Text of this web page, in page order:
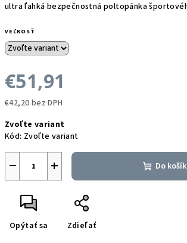
ultra ľahká bezpečnostná poltopánka
VEĽKOSŤ
€51,91
€42,20 bez DPH
cena:
Zvoľte variant
Kód: Zvoľte variant
+
− Do
Opýtať sa Zdieľať